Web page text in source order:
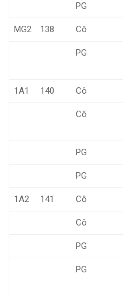
PG
MG2 138 Cô
PG
1A1 140 Cô
Cô
PG
PG
1A2 141 Cô
Cô
PG
PG